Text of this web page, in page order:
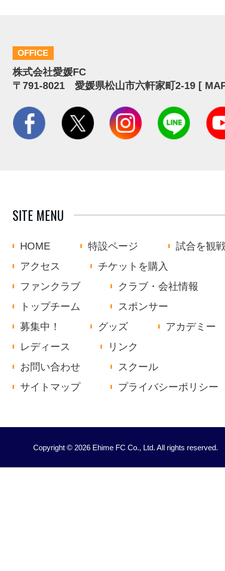
OFFICE
株式会社愛媛FC
〒791-8021 愛媛県松山市六軒家町2-19 [
SITE MENU
HOME 特設ページ
試合を観
アクセス
チケットを購入
ファンクラブ
クラブ・会社情報
トップチーム
スポンサー
募集中！
グッズ
アカデミー
レディース
リンク
お問い合わせ
スクール
サイトマップ
プライバシーポリシー
Copyright © 2026 Ehime FC Co., Ltd. All rights reserved.